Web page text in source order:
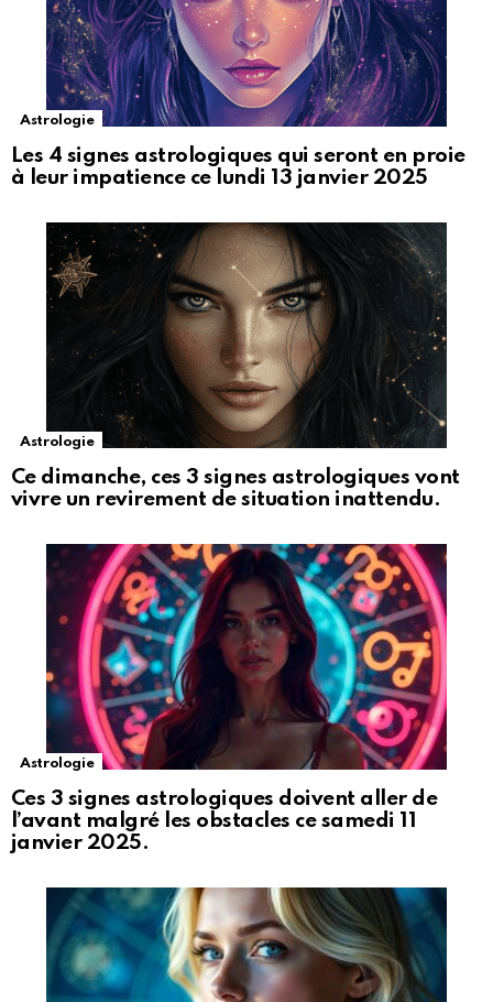
Astrologie
Les 4 signes astrologiques qui seront en proie
à leur impatience ce lundi 13 janvier 2025
Astrologie
Ce dimanche, ces 3 signes astrologiques vont
vivre un revirement de situation inattendu.
Astrologie
Ces 3 signes astrologiques doivent aller de
l’avant malgré les obstacles ce samedi 11
janvier 2025.